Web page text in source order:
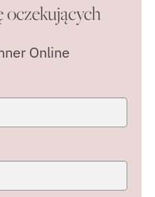
oczekujących
Online